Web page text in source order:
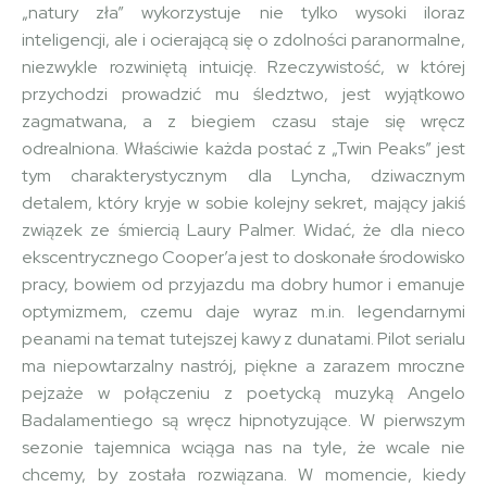
„natury zła” wykorzystuje nie tylko wysoki iloraz
inteligencji, ale i ocierającą się o zdolności paranormalne,
niezwykle rozwiniętą intuicję. Rzeczywistość, w której
przychodzi prowadzić mu śledztwo, jest wyjątkowo
zagmatwana, a z biegiem czasu staje się wręcz
odrealniona. Właściwie każda postać z „Twin Peaks” jest
tym charakterystycznym dla Lyncha, dziwacznym
detalem, który kryje w sobie kolejny sekret, mający jakiś
związek ze śmiercią Laury Palmer. Widać, że dla nieco
ekscentrycznego Cooper’a jest to doskonałe środowisko
pracy, bowiem od przyjazdu ma dobry humor i emanuje
optymizmem, czemu daje wyraz m.in. legendarnymi
peanami na temat tutejszej kawy z dunatami. Pilot serialu
ma niepowtarzalny nastrój, piękne a zarazem mroczne
pejzaże w połączeniu z poetycką muzyką Angelo
Badalamentiego są wręcz hipnotyzujące. W pierwszym
sezonie tajemnica wciąga nas na tyle, że wcale nie
chcemy, by została rozwiązana. W momencie, kiedy